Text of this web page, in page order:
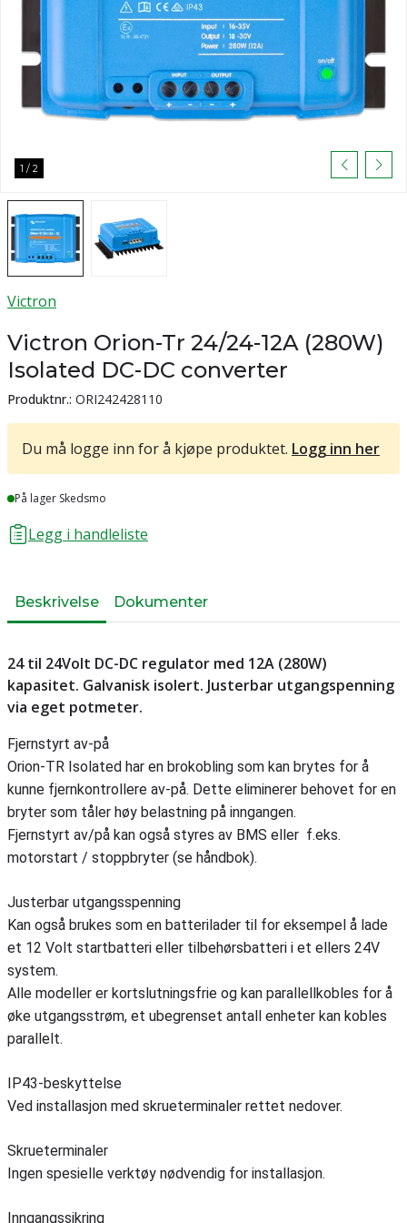
1 / 2
Victron
Victron Orion-Tr 24/24-12A (280W)
Isolated DC-DC converter
Produktnr.: ORI242428110
Du må logge inn for å kjøpe produktet. Logg inn her
Lager
På lager Skedsmo
Legg i handleliste
Beskrivelse Dokumenter
24 til 24Volt DC-DC regulator med 12A (280W)
kapasitet. Galvanisk isolert. Justerbar utgangspenning
via eget potmeter.
Fjernstyrt av-på
Orion-TR Isolated har en brokobling som kan brytes for å
kunne fjernkontrollere av-på. Dette eliminerer behovet for en
bryter som tåler høy belastning på inngangen.
Fjernstyrt av/på kan også styres av BMS eller f.eks.
motorstart / stoppbryter (se håndbok).
Justerbar utgangsspenning
Kan også brukes som en batterilader til for eksempel å lade
et 12 Volt startbatteri eller tilbehørsbatteri i et ellers 24V
system.
Alle modeller er kortslutningsfrie og kan parallellkobles for å
øke utgangsstrøm, et ubegrenset antall enheter kan kobles
parallelt.
IP43-beskyttelse
Ved installasjon med skrueterminaler rettet nedover.
Skrueterminaler
Ingen spesielle verktøy nødvendig for installasjon.
Inngangssikring